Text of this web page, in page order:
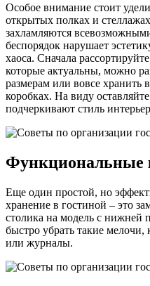
Особое внимание стоит
открытых полках и
захламляются
беспорядок нарушает
хаоса. Сначала
которые актуальны, можно
размерам или вовсе хранить
коробках. На виду
подчеркивают стиль
Функциональные
Еще один простой, но
хранение в гостиной – это
столика на модель с нижней
быстро убрать такие мелочи,
или журналы.